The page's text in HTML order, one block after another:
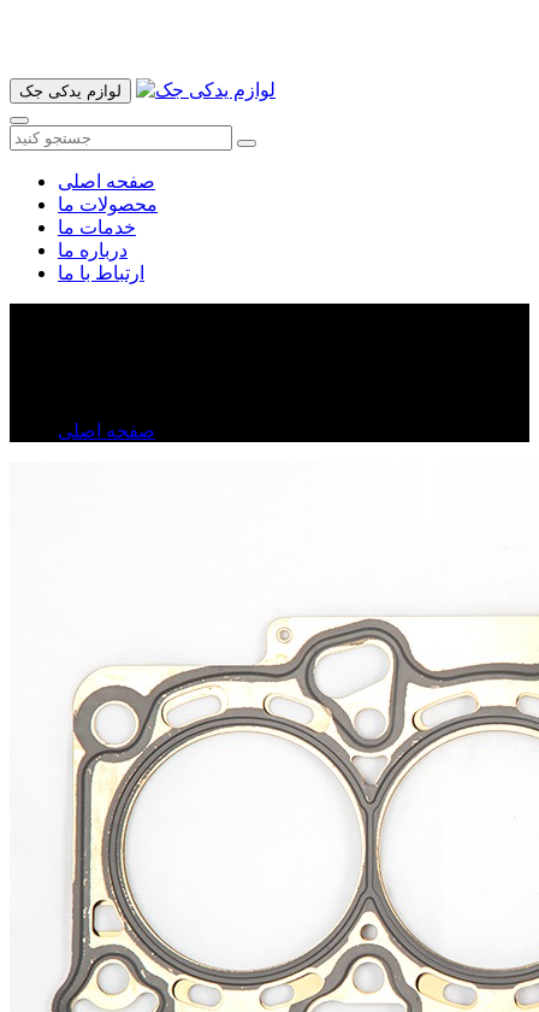
لوازم یدکی جک
صفحه اصلی
محصولات ما
خدمات ما
درباره ما
ارتباط با ما
صفحه اصلی